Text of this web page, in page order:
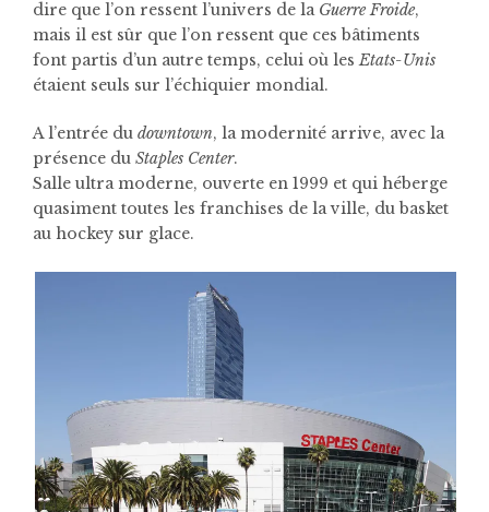
dire que l’on ressent l’univers de la Guerre Froide,
mais il est sûr que l’on ressent que ces bâtiments
font partis d’un autre temps, celui où lesEtats-Unis
étaient seuls sur l’échiquier mondial.
A l’entrée du downtown, la modernité arrive, avec la
présence du Staples Center.
Salle ultra moderne, ouverte en 1999 et qui héberge
quasiment toutes les franchises de la ville, du basket
au hockey sur glace.